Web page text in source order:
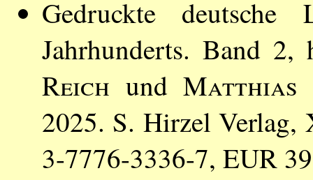
Gedruckte
Jahrhunderts. Band
Reich und Matthias
2025. S. Hirzel
3-7776-3336-7, EUR